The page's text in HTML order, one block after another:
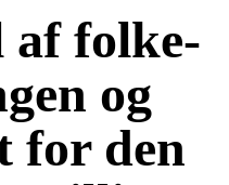
af folke-
og
for den